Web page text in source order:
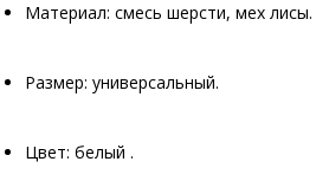
Материал: смесь шерсти, мех лисы.
Размер: универсальный.
Цвет: белый .